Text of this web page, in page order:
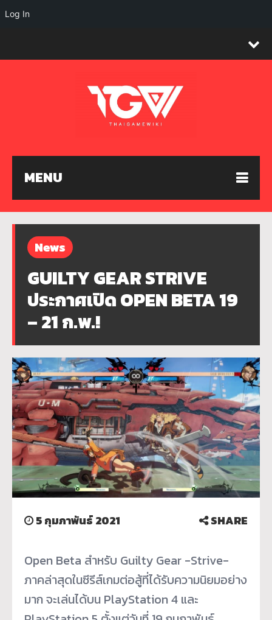
MENU
News
GUILTY GEAR STRIVE
ประกาศเปิด OPEN BETA 19
– 21 ก.พ.!
5 กุมภาพันธ์ 2021 SHARE
Open Beta สำหรับ Guilty Gear -Strive-
ภาคล่าสุดในซีรีส์เกมต่อสู้ที่ได้รับความนิยมอย่าง
มาก จะเล่นได้บน PlayStation 4 และ
Log In